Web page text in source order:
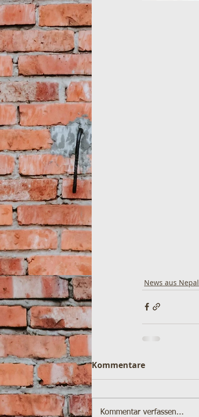
News aus Nepal
Kommentare
Kommentar verfassen...